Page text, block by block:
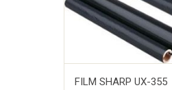
FILM SHARP UX-355